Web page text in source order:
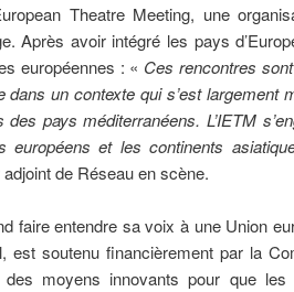
Theatre Meeting, une
Après avoir intégré les pays
européennes : « Ces rencontres
dans un contexte qui s’est largement
pays méditerranéens. L’IETM
européens et les continents
de Réseau en scène.
faire entendre sa voix à une Union
est soutenu financièrement par la
moyens innovants pour que les